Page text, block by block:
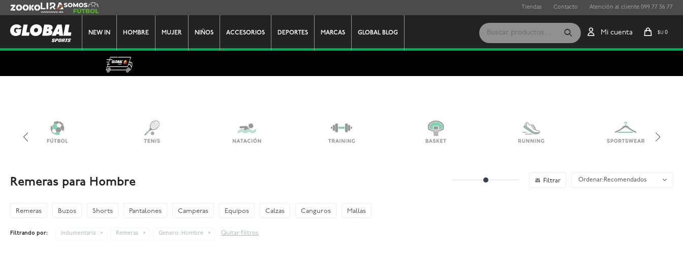
NEW IN HOMBRE MUJER NIÑOS ACCESORIOS DEPORTES MARCAS GLOBAL BLOG $U 0
Zooko Lira Somos Futbol Tiendas Contacto Atención al cliente 099 77 36 77
Remeras para Hombre Recomendados
Remeras Buzos Shorts Pantalones Camperas Equipos Calzas Canguros Mallas
Filtrando por: Indumentaria Remeras Genero: Hombre Quitar filtros